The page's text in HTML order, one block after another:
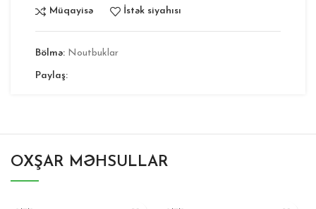
Müqayisə İstək siyahısı
Bölmə: Noutbuklar
Paylaş:
OXŞAR MƏHSULLAR